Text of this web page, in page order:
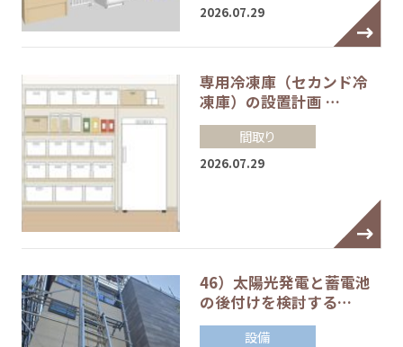
2026.07.29
専用冷凍庫（セカンド冷
凍庫）の設置計画 …
間取り
2026.07.29
46）太陽光発電と蓄電池
の後付けを検討する…
設備